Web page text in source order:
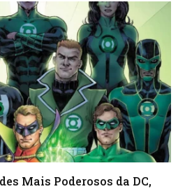
Mais Poderosos da DC,